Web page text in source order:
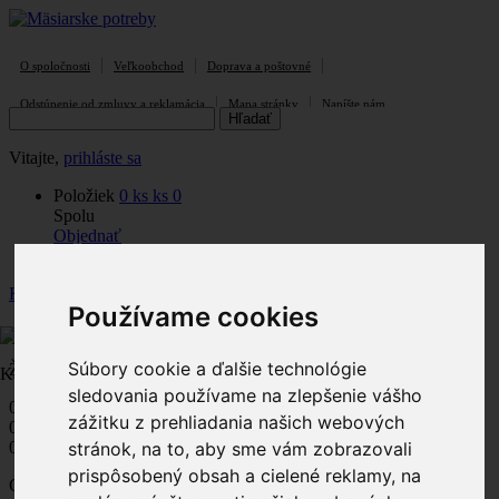
Používame cookies
Súbory cookie a ďalšie technológie
sledovania používame na zlepšenie vášho
zážitku z prehliadania našich webových
stránok, na to, aby sme vám zobrazovali
prispôsobený obsah a cielené reklamy, na
Kategórie
O spoločnosti Veľkoobchod Doprava a poštovné
Odstúpenie od zmluvy a reklamácia Mapa stránky Napíšte nám
Vitajte, prihláste sa
Položiek 0 ks ks 0
Spolu
Objednať
Košík
(prázdne)
Žiadne produkty
0,00 €
Poštovné
0,00 €
DPH
0,00 €
Ceny s DPH